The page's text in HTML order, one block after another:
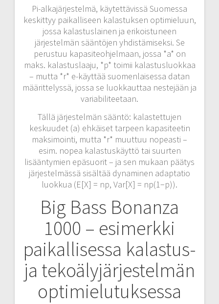
Pi-alkajärjestelmä, käytettävissä Suomessa
keskittyy paikalliseen kalastuksen optimieluun,
jossa kalastuslainen ja erikoistuneen
järjestelmän sääntöjen yhdistämiseksi. Se
perustuu kapasiteohjelmaan, jossa *a* on
maks. kalastuslaaju, *p* toimii kalastusluokkaa
– mutta *r* e-käyttää suomenlaisessa datan
määrittelyssä, jossa se luokkauttaa nestejään ja
variabiliteetaan.
Tällä järjestelmän sääntö: kalastettujen
keskuudet (a) ehkäiset tarpeen kapasiteetin
maksimointi, mutta *r* muuttuu nopeasti –
esim. nopea kalastuskäyttö tai suurten
lisääntymien epäsuorit – ja sen mukaan päätys
järjestelmässä sisältää dynaminen adaptatio
luokkua (E[X] = np, Var[X] = np(1−p)).
Big Bass Bonanza
1000 – esimerkki
paikallisessa kalastus-
ja tekoälyjärjestelmän
optimielutuksessa